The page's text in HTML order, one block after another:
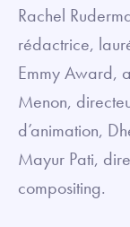
Rachel
rédactrice,
Emmy Award,
Menon,
d’animation,
Mayur Pati,
compositing.